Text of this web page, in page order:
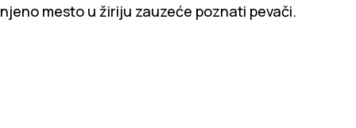
njeno mesto u žiriju zauzeće poznati pevači.